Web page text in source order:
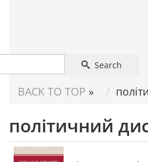
Search
BACK TO TOP »
політичний